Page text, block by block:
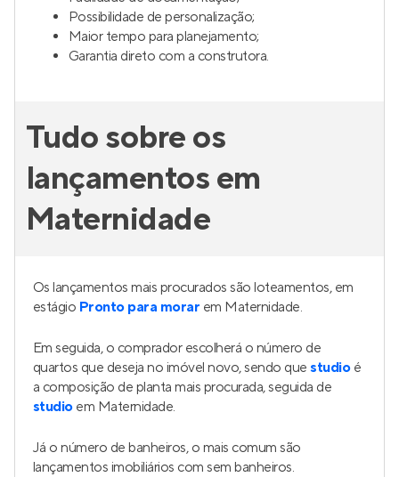
Possibilidade de personalização;
Maior tempo para planejamento;
Garantia direto com a construtora.
Tudo sobre os
lançamentos em
Maternidade
Os lançamentos mais procurados são loteamentos, em
estágio Pronto para morar em Maternidade.
Em seguida, o comprador escolherá o número de
quartos que deseja no imóvel novo, sendo questudioé
a composição de planta mais procurada, seguida de
studio em Maternidade.
Já o número de banheiros, o mais comum são
lançamentos imobiliários com sem banheiros.